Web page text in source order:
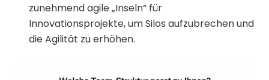
zunehmend agile „Inseln“ für
Innovationsprojekte, um Silos aufzubrechen und
die Agilität zu erhöhen.